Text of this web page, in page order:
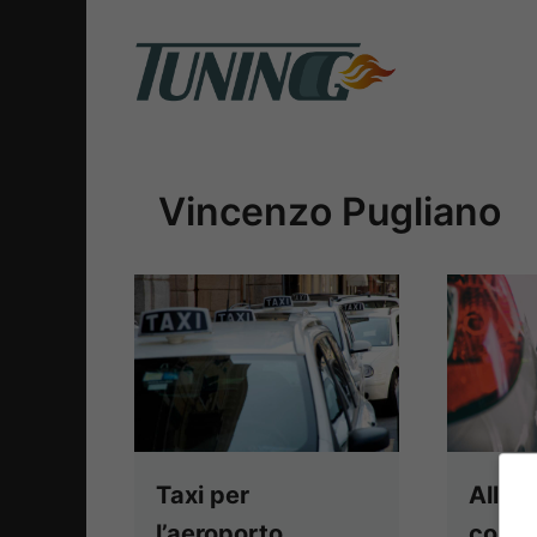
Vincenzo Pugliano
Taxi per